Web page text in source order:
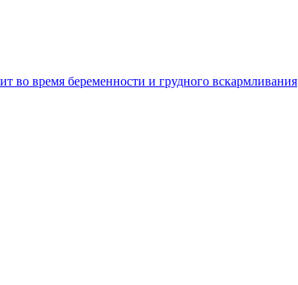
во время беременности и грудного вскармливания